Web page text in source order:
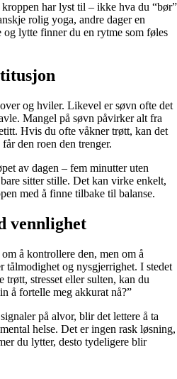
har lyst til – ikke hva du “bør”
rolig yoga, andre dager en
lytte finner du en rytme som føles
og hviler. Likevel er søvn ofte det
Mangel på søvn påvirker alt fra
Hvis du ofte våkner trøtt, kan det
den roen den trenger.
av dagen – fem minutter uten
sitter stille. Det kan virke enkelt,
med å finne tilbake til balanse.
vennlighet
å kontrollere den, men om å
tålmodighet og nysgjerrighet. I stedet
stresset eller sulten, kan du
å fortelle meg akkurat nå?”
på alvor, blir det lettere å ta
helse. Det er ingen rask løsning,
du lytter, desto tydeligere blir